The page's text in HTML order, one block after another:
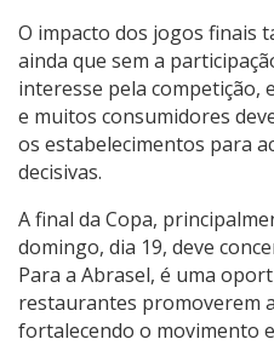
O impacto dos jogos finais
ainda que sem a
interesse pela competição,
e muitos consumidores
os estabelecimentos para
decisivas.
A final da Copa,
domingo, dia 19, deve
Para a Abrasel, é uma
restaurantes promoverem
fortalecendo o movimento